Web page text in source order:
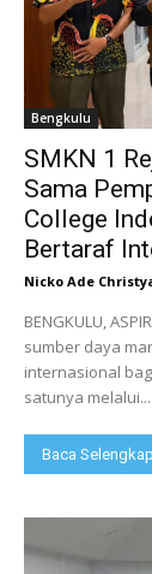
Bengkulu
SMKN 1
Sama
College
Bertaraf
Nicko Ade
BENGKULU,
sumber daya
internasional
satunya melalui...
Baca